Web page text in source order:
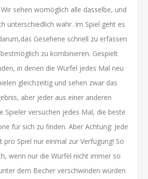
Wir sehen womöglich alle dasselbe, und
unterschiedlich wahr. Im Spiel geht es
Gesehene schnell zu erfassen
zu kombinieren. Gespielt
in denen die Würfel jedes Mal neu
gleichzeitig und sehen zwar das
aber jeder aus einer anderen
Spieler versuchen jedes Mal, die beste
für sich zu finden. Aber Achtung: Jede
pro Spiel nur einmal zur Verfügung! So
wenn nur die Würfel nicht immer so
dem Becher verschwinden würden